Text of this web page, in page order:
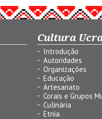
Cultura
Introdução
Autoridades
Organizações
Educação
Artesanato
Corais e Grupos
Culinária
Etnia